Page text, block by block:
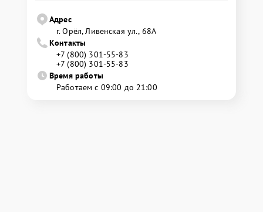
Адрес
г. Орёл, Ливенская ул., 68А
Контакты
+7 (800) 301-55-83
+7 (800) 301-55-83
Время работы
Работаем с 09:00 до 21:00